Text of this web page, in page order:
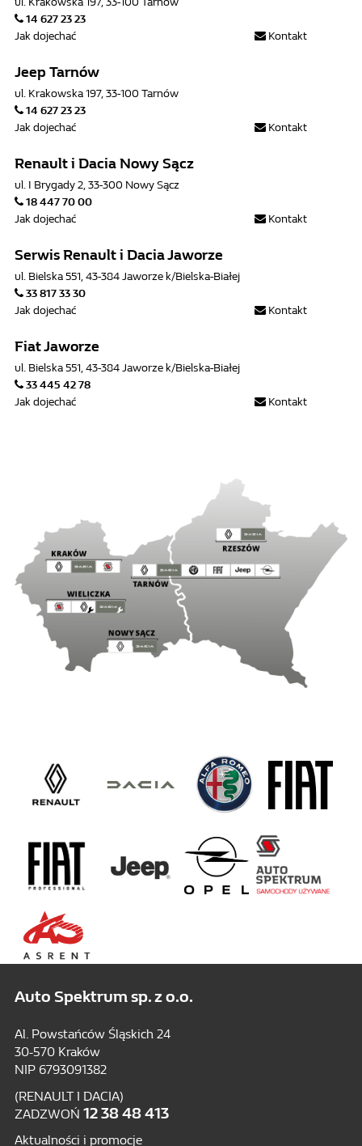
14 627 23 23
Kontakt
Jak dojechać
Jeep Tarnów
ul. Krakowska 197, 33-100 Tarnów
14 627 23 23
Kontakt
Jak dojechać
Renault i Dacia Nowy Sącz
ul. I Brygady 2, 33-300 Nowy Sącz
18 447 70 00
Kontakt
Jak dojechać
Serwis Renault i Dacia Jaworze
ul. Bielska 551, 43-384 Jaworze k/Bielska-Białej
33 817 33 30
Kontakt
Jak dojechać
Fiat Jaworze
ul. Bielska 551, 43-384 Jaworze k/Bielska-Białej
33 445 42 78
Kontakt
Jak dojechać
Auto Spektrum sp. z o.o.
Al. Powstańców Śląskich 24
30-570 Kraków
NIP 6793091382
(RENAULT I DACIA)
ZADZWOŃ 12 38 48 413
Aktualności i promocje